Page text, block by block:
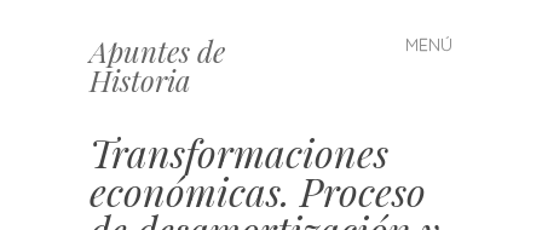
Apuntes de
Historia
MENÚ
Saltar
al
Transformaciones
económicas. Proceso